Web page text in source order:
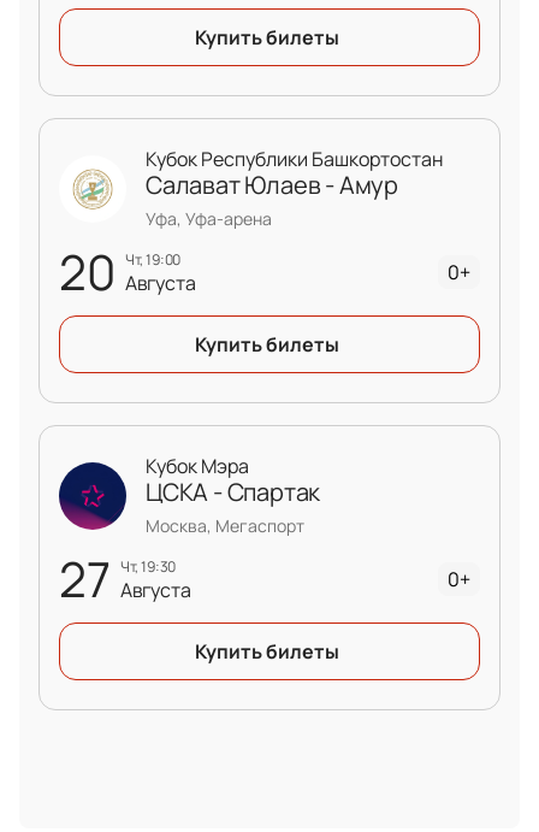
Купить билеты
20 чт, 19:00
Августа
Кубок Республики Башкортостан
Салават Юлаев - Амур
Уфа, Уфа-арена
0+
Купить билеты
27 чт, 19:30
Августа
Кубок Мэра
ЦСКА - Спартак
Москва, Мегаспорт
0+
Купить билеты